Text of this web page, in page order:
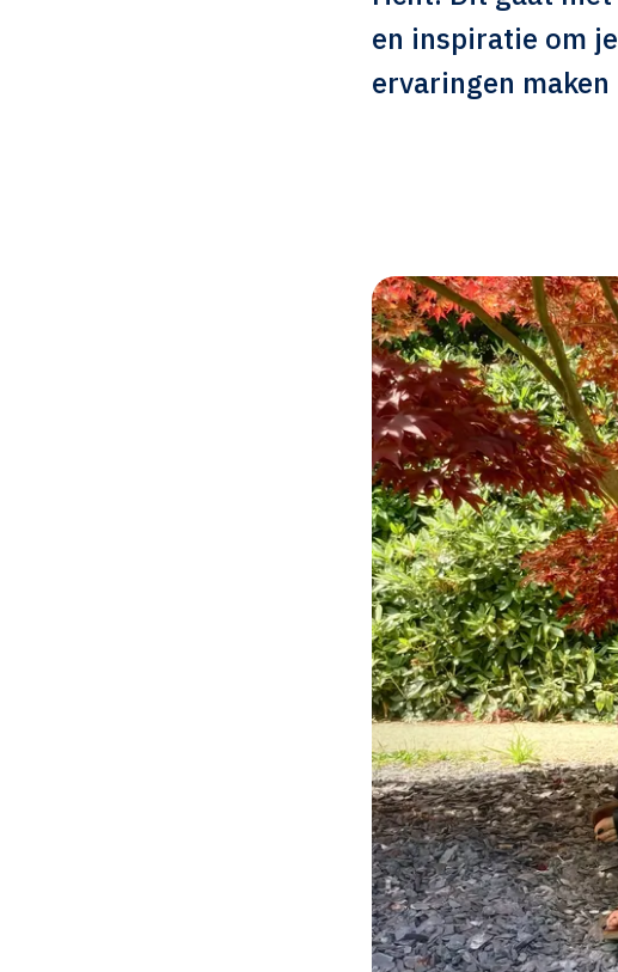
en inspiratie om
ervaringen